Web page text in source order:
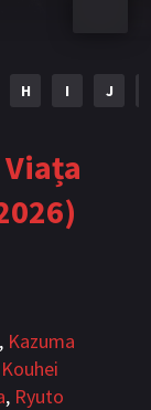
H I J
, Kazuma
Kouhei
, Ryuto